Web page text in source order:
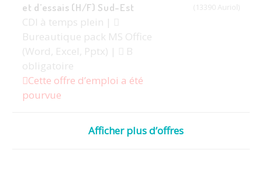
et d’essais (H/F) Sud-Est
CDI à temps plein |
Bureautique pack MS Office
(Word, Excel, Pptx) |
B
obligatoire
Cette offre d’emploi a été
pourvue
(13390 Auriol)
Afficher plus d’offres